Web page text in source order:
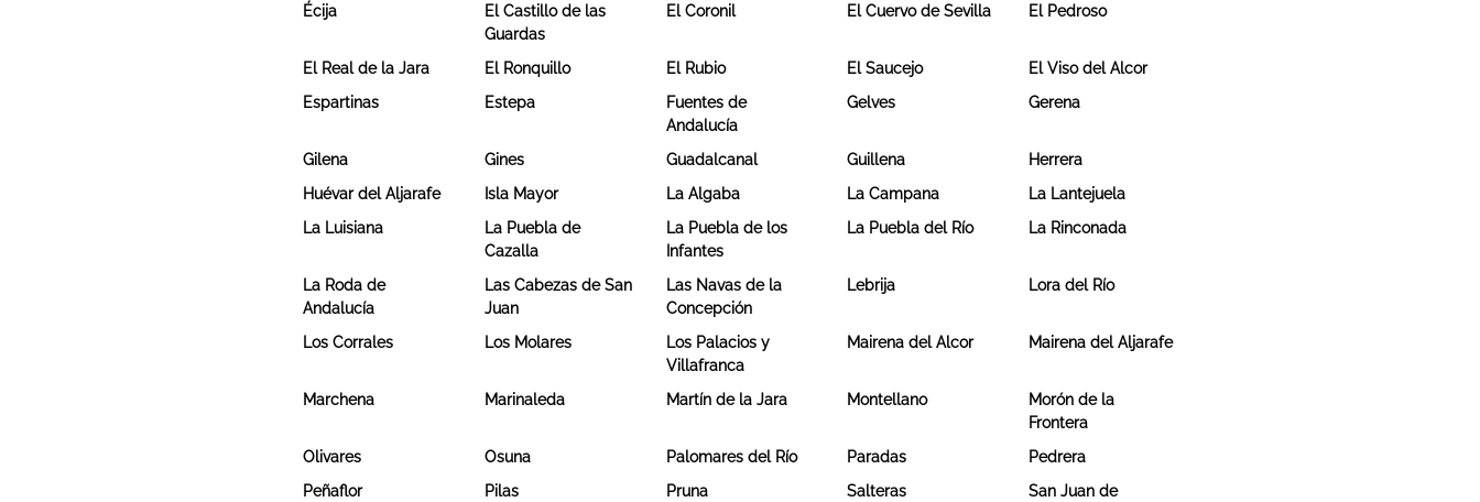
Écija
El Castillo de las
Guardas
El Coronil El Cuervo de Sevilla El Pedroso
El Real de la Jara El Ronquillo El Rubio El Saucejo
El Viso del Alcor
Espartinas
Estepa
Fuentes de
Andalucía
Gelves Gerena
Gilena Gines Guadalcanal Guillena
Herrera
Huévar del Aljarafe
Isla Mayor La Algaba La Campana
La Lantejuela
La Luisiana
La Puebla de
Cazalla
La Puebla de los
Infantes
La Puebla del Río La Rinconada
La Roda de
Andalucía
Las Cabezas de San
Juan
Las Navas de la
Concepción
Lebrija Lora del Río
Los Corrales Los Molares
Los Palacios y
Villafranca
Mairena del Alcor Mairena del Aljarafe
Marchena Marinaleda Martín de la Jara Montellano
Morón de la
Frontera
Olivares
Osuna Palomares del Río Paradas
Pedrera
Peñaflor
Pilas Pruna Salteras San Juan de